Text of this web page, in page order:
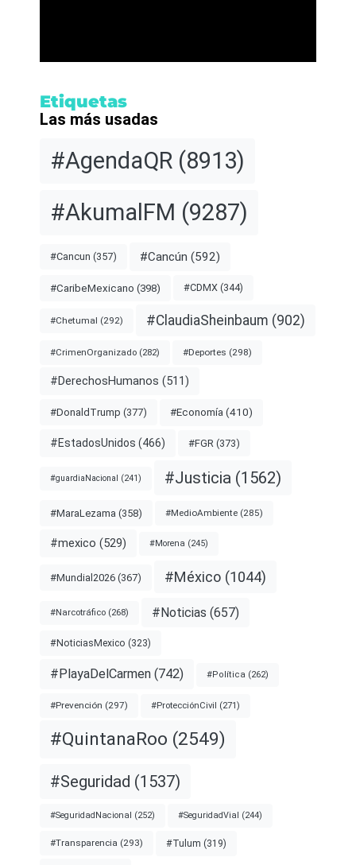
Etiquetas
Las más usadas
#AgendaQR (8913)
#AkumalFM (9287)
#Cancun (357) #Cancún (592)
#CaribeMexicano (398) #CDMX (344)
#Chetumal (292) #ClaudiaSheinbaum (902)
#CrimenOrganizado (282) #Deportes (298)
#DerechosHumanos (511)
#DonaldTrump (377) #Economía (410)
#EstadosUnidos (466) #FGR (373)
#guardiaNacional (241) #Justicia (1562)
#MaraLezama (358) #MedioAmbiente (285)
#mexico (529) #Morena (245)
#Mundial2026 (367) #México (1044)
#Narcotráfico (268) #Noticias (657)
#NoticiasMexico (323)
#PlayaDelCarmen (742) #Política (262)
#Prevención (297) #ProtecciónCivil (271)
#QuintanaRoo (2549)
#Seguridad (1537)
#SeguridadNacional (252) #SeguridadVial (244)
#Transparencia (293) #Tulum (319)